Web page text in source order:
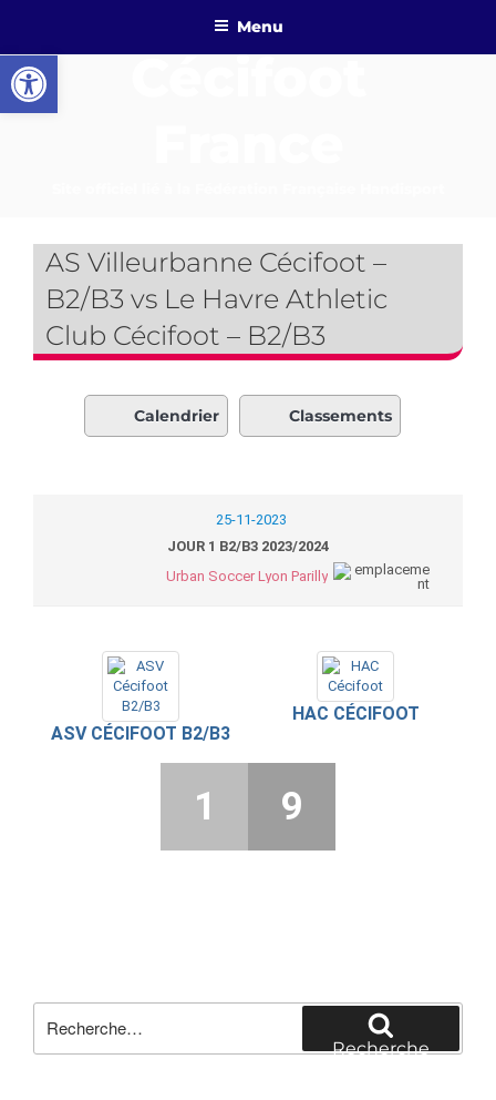
contenu
principal
Menu
AS Villeurbanne Cécifoot –
B2/B3 vs Le Havre Athletic
Club Cécifoot – B2/B3
Calendrier Classements
25-11-2023
JOUR 1 B2/B3 2023/2024
Urban Soccer Lyon Parilly
ASV CÉCIFOOT B2/B3
HAC CÉCIFOOT
1 9
pour
Recherche
Ouvrir la barre d’outils